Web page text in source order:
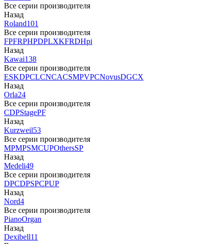
Все серии производителя
Назад
Roland101
Все серии производителя
FPFRPHPDPLXKFRDHpi
Назад
Kawai138
Все серии производителя
ESKDPCLCNCACSMPVPCNovusDGCX
Назад
Orla24
Все серии производителя
CDPStagePF
Назад
Kurzweil53
Все серии производителя
MPMPSMCUPOthersSP
Назад
Medeli49
Все серии производителя
DPCDPSPCPUP
Назад
Nord4
Все серии производителя
PianoOrgan
Назад
Dexibell11